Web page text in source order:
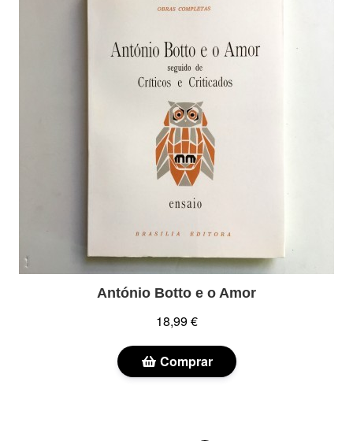
António Botto e o Amor
18,99 €
Comprar